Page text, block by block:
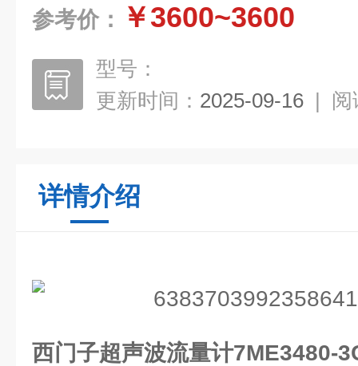
参考价： ￥3600~3600
型号：
更新时间： 2025-09-16 | 阅
详情介绍
西门子超声波流量计7ME3480-